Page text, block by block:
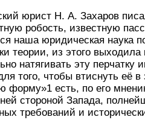
юрист Н. А. Захаров
робость, известную
наша юридическая наука
теории, из этого выходила
натягивать эту перчатку
того, чтобы втиснуть её
форму»1 есть, по его
стороной Запада,
требований и